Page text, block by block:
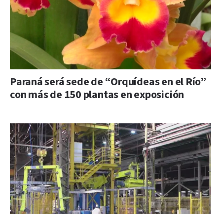
Paraná será sede de “Orquídeas en el Río”
con más de 150 plantas en exposición